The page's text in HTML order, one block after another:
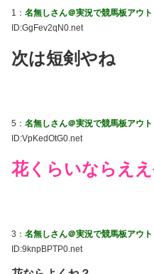
1： 名無しさん＠実況で競馬板アウト
ID:GgFev2qN0.net
次は短剣やね
5： 名無しさん＠実況で競馬板アウト
ID:VpKedOtG0.net
花くらいならえ
3： 名無しさん＠実況で競馬板アウト
ID:9knpBPTP0.net